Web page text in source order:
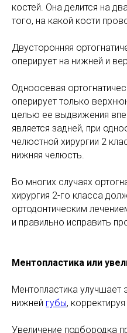
костей. Она делится на
того, на какой кости
Двусторонняя
оперирует на нижней и
Одноосевая
оперирует только
целью ее выдвижения
является задней, при
челюстной хирургии 2
нижняя челюсть.
Во многих случаях
хирургия 2-го класса
ортодонтическим
и правильно исправить
Ментопластика или
Ментопластика улучшает
нижней губы,
Увеличение подбородка